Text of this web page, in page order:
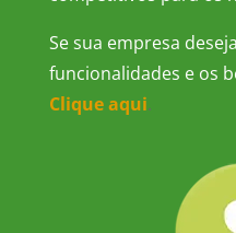
Se sua empresa
funcionalidades e os
Clique aqui.